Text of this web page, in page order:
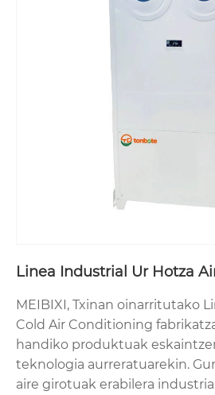
Linea Industrial Ur Hotza
MEIBIXI, Txinan oinarritutako
Cold Air Conditioning
handiko produktuak
teknologia aurreratuarekin.
aire girotuak erabilera